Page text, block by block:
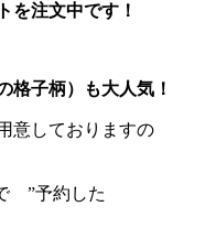
を注文中です！
格子柄）も大人気！
意しておりますの
”予約した